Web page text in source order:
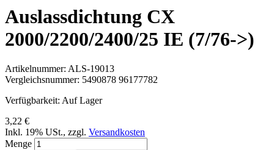
Auslassdichtung CX
2000/2200/2400/25 IE (7/76->)
Artikelnummer: ALS-19013
Vergleichsnummer: 5490878 96177782
Verfügbarkeit: Auf Lager
3,22 €
Inkl. 19% USt., zzgl. Versandkosten
Menge